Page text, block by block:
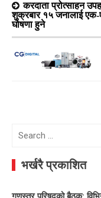
करदाता प्रोत्साहन
शुक्रबार १५ जनालाई
घोषणा हुने
Search
भर्खरै प्रकाशित